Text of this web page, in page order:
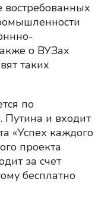
востребованных
о ВУЗах
таких
по
и входит
«Успех каждого
проекта
за счет
бесплатно